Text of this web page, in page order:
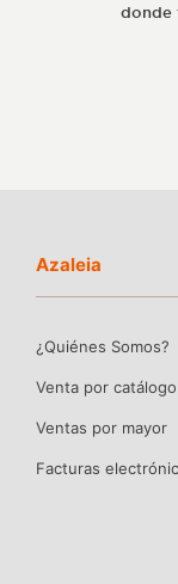
donde
Azaleia
¿Quiénes Somos?
Venta por catálogo
Ventas por mayor
Facturas